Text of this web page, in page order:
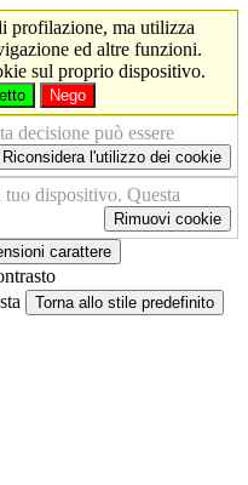
profilazione, ma utilizza
ed altre funzioni.
sul proprio dispositivo.
Nego
decisione può essere
Riconsidera l'utilizzo dei cookie
dispositivo. Questa
Rimuovi cookie
carattere
Torna allo stile predefinito